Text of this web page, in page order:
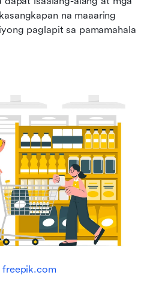
na maaaring
paglapit sa pamamahala
freepik.com
hakbang para sa
pamamagitan ng